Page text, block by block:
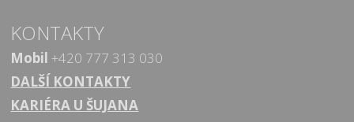
KONTAKTY
Mobil +420 777 313 030
DALŠÍ KONTAKTY
KARIÉRA U ŠUJANA